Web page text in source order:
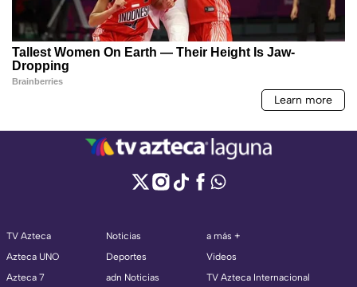
TV Azteca
Azteca UNO
Azteca 7
Noticias
Deportes
adn Noticias
a más +
Videos
TV Azteca Internacional